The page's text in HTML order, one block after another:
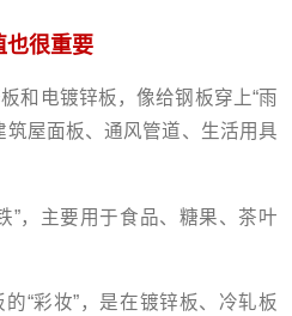
也很重要
和电镀锌板，像给钢板穿上“雨
筑屋面板、通风管道、生活用具
”，主要用于食品、糖果、茶叶
的“彩妆”，是在镀锌板、冷轧板